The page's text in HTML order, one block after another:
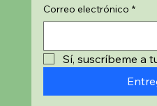
Correo electrónico *
Sí, suscríbeme a